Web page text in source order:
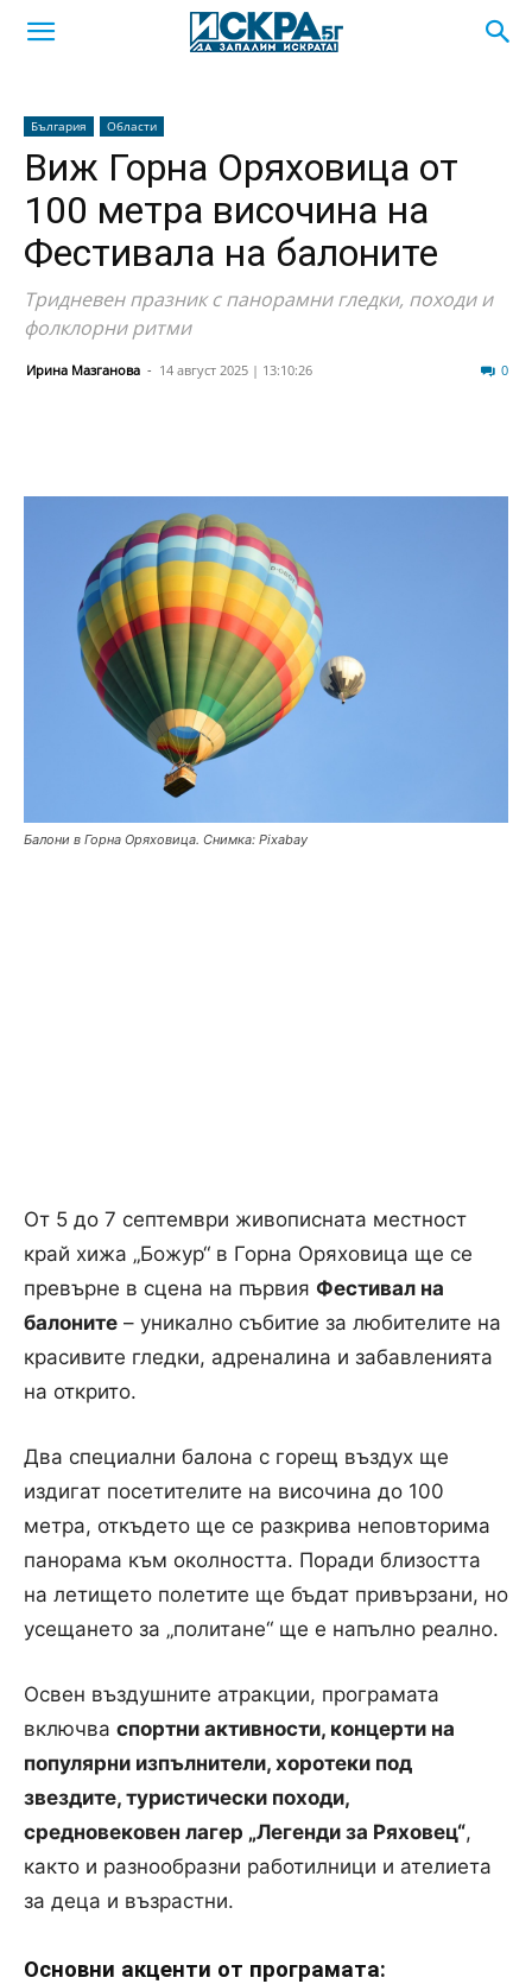
България Области
Виж Горна Оряховица от
100 метра височина на
Фестивала на балоните
Тридневен празник с панорамни гледки, походи и
фолклорни ритми
Ирина Мазганова - 14 август 2025 | 13:10:26 0
Балони в Горна Оряховица. Снимка: Pixabay
От 5 до 7 септември живописната местност
край хижа „Божур“ в Горна Оряховица ще се
превърне в сцена на първия Фестивал на
балоните – уникално събитие за любителите на
красивите гледки, адреналина и забавленията
на открито.
Два специални балона с горещ въздух ще
издигат посетителите на височина до 100
метра, откъдето ще се разкрива неповторима
панорама към околността. Поради близостта
на летището полетите ще бъдат привързани, но
усещането за „политане“ ще е напълно реално.
Освен въздушните атракции, програмата
включва спортни активности, концерти на
популярни изпълнители, хоротеки под
звездите, туристически походи,
средновековен лагер „Легенди за Ряховец“,
както и разнообразни работилници и ателиета
за деца и възрастни.
Основни акценти от програмата: